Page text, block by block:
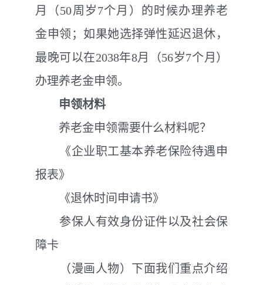
月（50周岁7个月）的时候办理养老
金申领；如果她选择弹性延迟退休，
最晚可以在2038年8月（56岁7个月）
办理养老金申领。
申领材料
养老金申领需要什么材料呢？
《企业职工基本养老保险待遇申
报表》
《退休时间申请书》
参保人有效身份证件以及社会保
障卡
（漫画人物）下面我们重点介绍